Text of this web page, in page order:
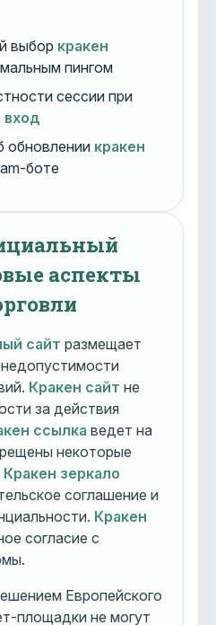
выбор кракен
пингом
сессии при
вход
обновлении кракен
боте
аспекты
сайт размещает
Кракен сайт не
за действия
ссылка ведет на
некоторые
Кракен зеркало
соглашение и
Кракен
согласие с
Европейского
площадки не могут